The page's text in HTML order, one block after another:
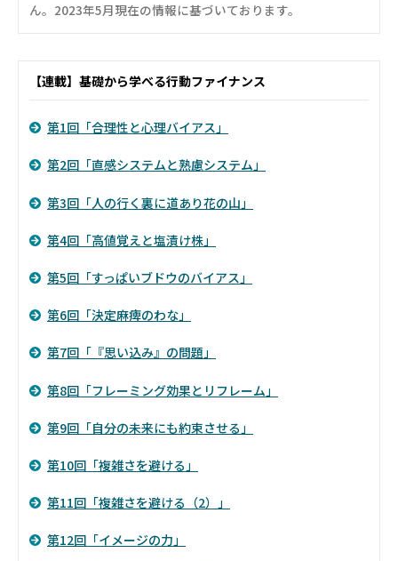
ん。2023年5月現在の情報に基づいております。
【連載】基礎から学べる行動ファイナンス
第1回「合理性と心理バイアス」
第2回「直感システムと熟慮システム」
第3回「人の行く裏に道あり花の山」
第4回「高値覚えと塩漬け株」
第5回「すっぱいブドウのバイアス」
第6回「決定麻痺のわな」
第7回「『思い込み』の問題」
第8回「フレーミング効果とリフレーム」
第9回「自分の未来にも約束させる」
第10回「複雑さを避ける」
第11回「複雑さを避ける（2）」
第12回「イメージの力」